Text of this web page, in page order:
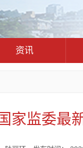
资讯
党务知识
家监委最